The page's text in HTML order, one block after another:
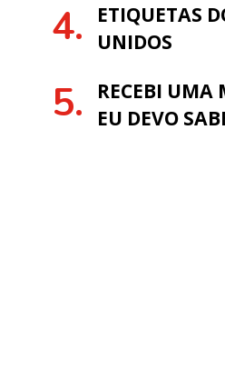
ETIQUETAS
UNIDOS
RECEBI UMA
EU DEVO